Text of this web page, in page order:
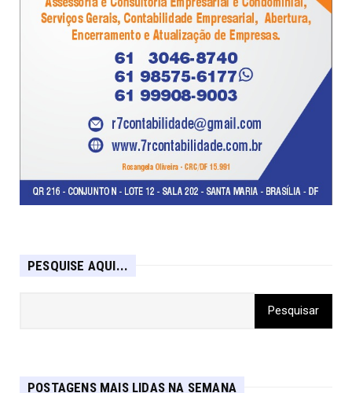
PESQUISE AQUI...
POSTAGENS MAIS LIDAS NA SEMANA